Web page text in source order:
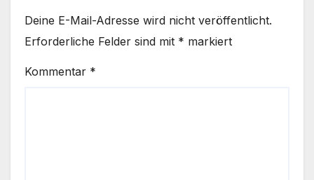
Deine E-Mail-Adresse wird nicht veröffentlicht.
Erforderliche Felder sind mit * markiert
Kommentar *